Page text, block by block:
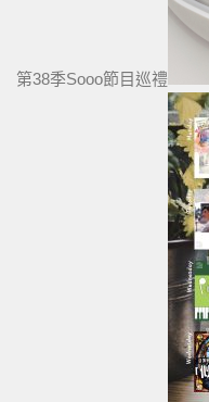
第38季Sooo節目巡禮